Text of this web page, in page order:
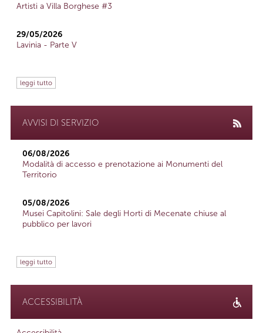
Artisti a Villa Borghese #3
29/05/2026
Lavinia - Parte V
leggi tutto
AVVISI DI SERVIZIO
06/08/2026
Modalità di accesso e prenotazione ai Monumenti del
Territorio
05/08/2026
Musei Capitolini: Sale degli Horti di Mecenate chiuse al
pubblico per lavori
leggi tutto
ACCESSIBILITÀ